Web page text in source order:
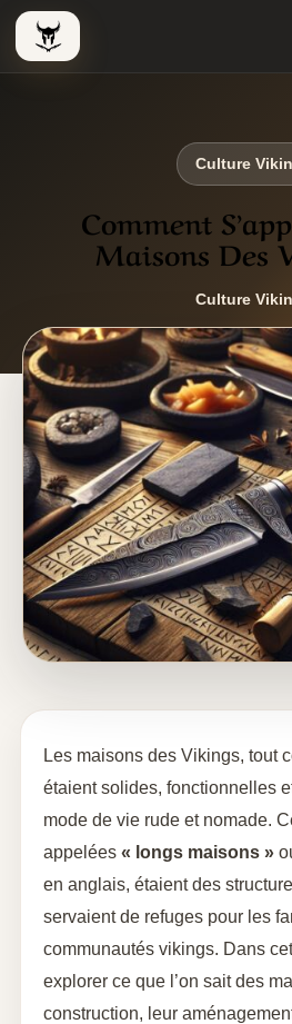
Le Viking Couteau
Culture
Comment
Maisons Des
Culture
Les maisons des Vikings, tout
étaient solides, fonctionnelles
mode de vie rude et nomade.
appelées « longs maisons »
en anglais, étaient des
servaient de refuges pour les
communautés vikings. Dans
explorer ce que l’on sait des
construction, leur